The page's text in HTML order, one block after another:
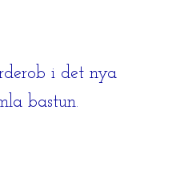
i det nya
bastun.